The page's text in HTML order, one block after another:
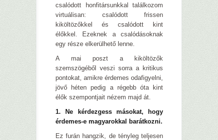
csalódott honfitársunkkal találkozom
virtuálisan: csalódott frissen
kiköltözőkkel és csalódott kint
élőkkel. Ezeknek a csalódásoknak
egy része elkerülhető lenne.
A mai poszt a kiköltözők
szemszögéből veszi sorra a kritikus
pontokat, amikre érdemes odafigyelni,
jövő héten pedig a régebb óta kint
élők szempontjait nézem majd át.
1. Ne kérdezgess másokat, hogy
érdemes-e magyarokkal barátkozni.
Ez furán hangzik, de tényleg teljesen